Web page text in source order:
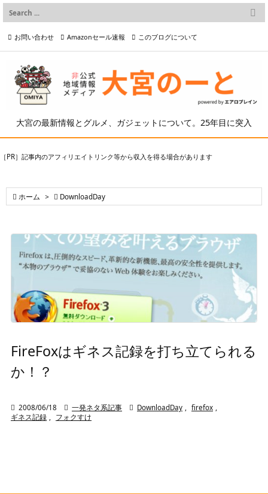
大宮の最新情報とグルメ、ガジェットについて。25年目に突入

メニュー

検索
お問い合わせ Amazonセール速報 このブログについて
プライバシーポリシー等
［PR］記事内のアフィリエイトリンク等から収入を得る場合があります
 ホーム >  DownloadDay
FireFoxはギネス記録を打ち立てられる
か！？
 2008/06/18  一発ネタ系記事  DownloadDay , firefox ,
ギネス記録 , フォクすけ